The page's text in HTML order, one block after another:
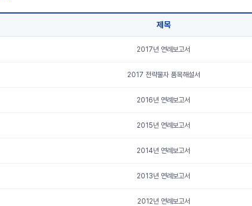
제목
2017년 연례보고서
2017 전략물자 품목해설서
2016년 연례보고서
2015년 연례보고서
2014년 연례보고서
2013년 연례보고서
2012년 연례보고서